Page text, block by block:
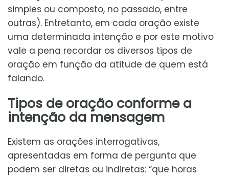
simples ou composto, no passado, entre
outras). Entretanto, em cada oração existe
uma determinada intenção e por este motivo
vale a pena recordar os diversos tipos de
oração em função da atitude de quem está
falando.
Tipos de oração conforme a
intenção da mensagem
Existem as orações interrogativas,
apresentadas em forma de pergunta que
podem ser diretas ou indiretas: “que horas